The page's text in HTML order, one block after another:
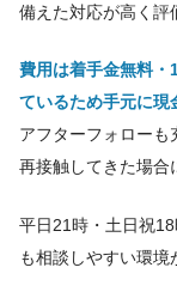
備えた対応が高く評
費用は着手金無料・
ているため手元に現
アフターフォロー
再接触してきた場合
平日21時・土日祝
も相談しやすい環境